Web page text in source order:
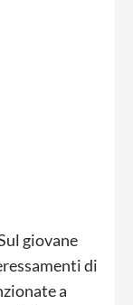
giovane
di
a